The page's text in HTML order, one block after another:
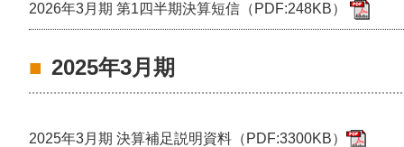
2026年3月期 第1四半期決算短信（PDF:248KB）
2025年3月期
2025年3月期 決算補足説明資料（PDF:3300KB）